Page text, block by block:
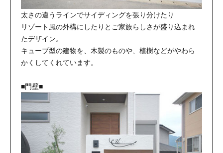
太さの違うラインでサイディングを張り分けたり
リゾート風の外構にしたりとご家族らしさが盛り込まれ
たデザイン。
キューブ型の建物を、木製のものや、植樹などがやわら
かくしてくれています。
■門壁■